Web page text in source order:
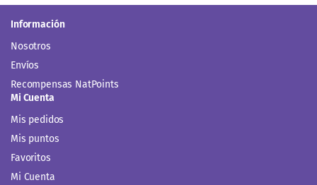
Información
Nosotros
Envíos
Recompensas NatPoints
Mi Cuenta
Mis pedidos
Mis puntos
Favoritos
Mi Cuenta